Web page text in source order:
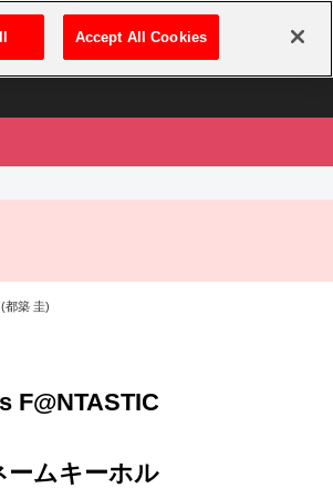
ログイン・新規登録
都築 圭)
F@NTASTIC
ームキーホル
Accept All Cookies